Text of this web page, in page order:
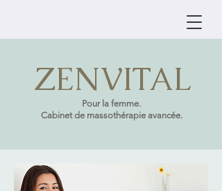
ZENVITAL
Pour la femme.
Cabinet de massothérapie avancée.